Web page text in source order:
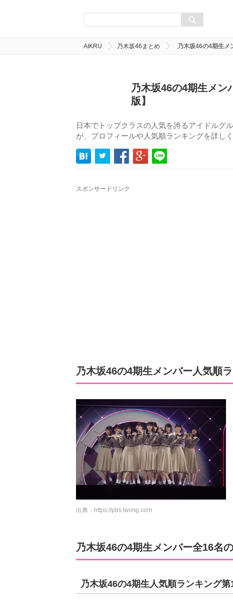
AIKRU 乃木坂46まとめ 乃木坂46の4期生メ
乃木坂46の4期生メン
版】
日本でトップクラスの人気を誇るアイドルグ
が、プロフィールや人気順ランキングを詳しく
スポンサードリンク
乃木坂46の4期生メンバー人気順
出典： https://pbs.twimg.com
乃木坂46の4期生メンバー全16名
乃木坂46の4期生人気順ランキング